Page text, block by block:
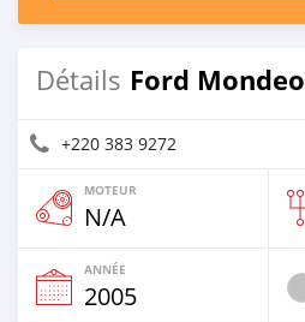
Détails Ford Mondeo
+220 383 9272
MOTEUR
N/A
ANNÉE
2005